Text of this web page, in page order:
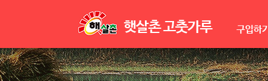
구입하기